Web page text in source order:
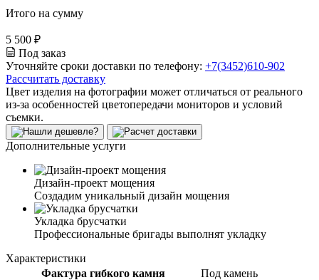
Итого на сумму
5 500 ₽
Под заказ
Уточняйте сроки доставки по телефону: +7(3452)610-902
Рассчитать доставку
Цвет изделия на фотографии может отличаться от реального
из-за особенностей цветопередачи мониторов и условий
съемки.
Дополнительные услуги
Дизайн-проект мощения
Создадим уникальный дизайн мощения
Укладка брусчатки
Профессиональные бригады выполнят укладку
Характеристики
Фактура гибкого камня
Под камень